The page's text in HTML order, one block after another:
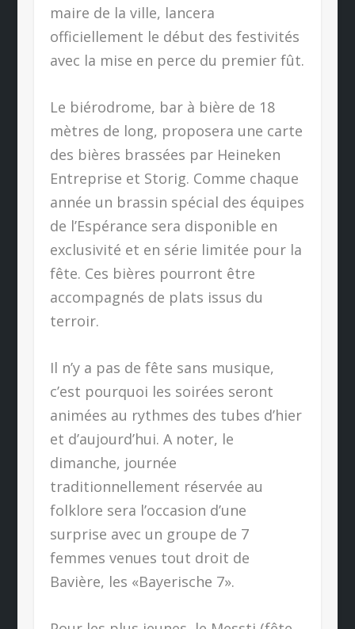
maire de la ville, lancera
officiellement le début des festivités
avec la mise en perce du premier fût.
Le biérodrome, bar à bière de 18
mètres de long, proposera une carte
des bières brassées par Heineken
Entreprise et Storig. Comme chaque
année un brassin spécial des équipes
de l’Espérance sera disponible en
exclusivité et en série limitée pour la
fête. Ces bières pourront être
accompagnés de plats issus du
terroir.
Il n’y a pas de fête sans musique,
c’est pourquoi les soirées seront
animées au rythmes des tubes d’hier
et d’aujourd’hui. A noter, le
dimanche, journée
traditionnellement réservée au
folklore sera l’occasion d’une
surprise avec un groupe de 7
femmes venues tout droit de
Bavière, les «Bayerische 7».